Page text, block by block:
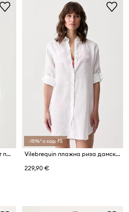
Vilebrequin тениска мъжка от памук PARTISOL
-15%* с код: FS
Vilebrequin плажна риза дамска FRAGANCE
229,90 €